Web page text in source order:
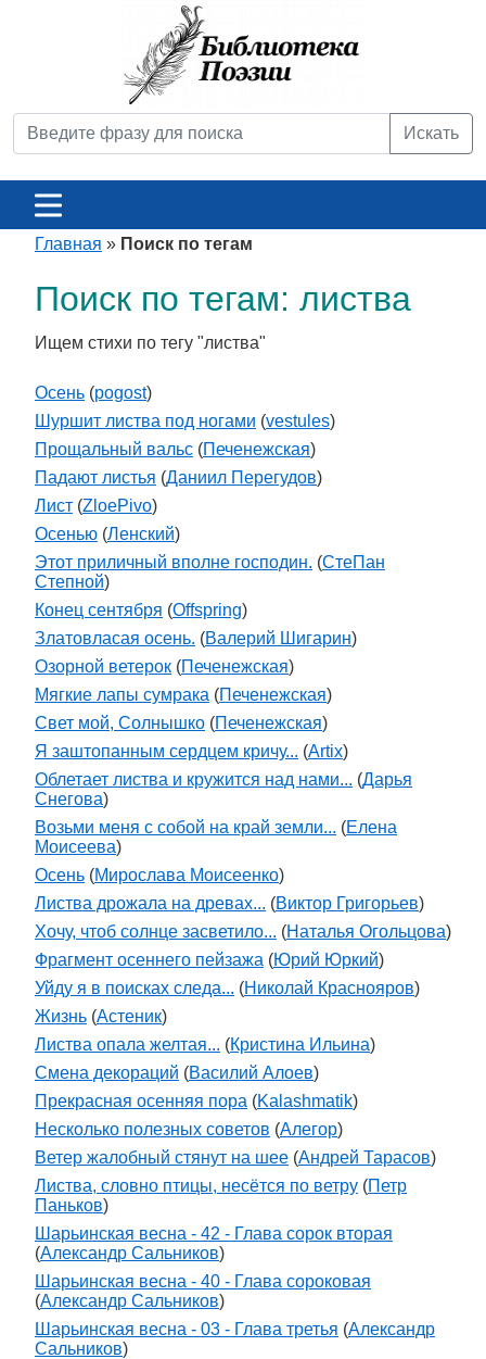
Искать
Главная » Поиск по тегам
Поиск по тегам: листва
Ищем стихи по тегу "листва"
Осень (pogost)
Шуршит листва под ногами (vestules)
Прощальный вальс (Печенежская)
Падают листья (Даниил Перегудов)
Лист (ZloePivo)
Осенью (Ленский)
Этот приличный вполне господин. (СтеПан
Степной)
Конец сентября (Offspring)
Златовласая осень. (Валерий Шигарин)
Озорной ветерок (Печенежская)
Мягкие лапы сумрака (Печенежская)
Свет мой, Солнышко (Печенежская)
Я заштопанным сердцем кричу... (Artix)
Облетает листва и кружится над нами... (Дарья
Снегова)
Возьми меня с собой на край земли... (Елена
Моисеева)
Осень (Мирослава Моисеенко)
Листва дрожала на древах... (Виктор Григорьев)
Хочу, чтоб солнце засветило... (Наталья Огольцова)
Фрагмент осеннего пейзажа (Юрий Юркий)
Уйду я в поисках следа... (Николай Краснояров)
Жизнь (Астеник)
Листва опала желтая... (Кристина Ильина)
Смена декораций (Василий Алоев)
Прекрасная осенняя пора (Kalashmatik)
Несколько полезных советов (Алегор)
Ветер жалобный стянут на шее (Андрей Тарасов)
Листва, словно птицы, несётся по ветру (Петр
Паньков)
Шарьинская весна - 42 - Глава сорок вторая
(Александр Сальников)
Шарьинская весна - 40 - Глава сороковая
(Александр Сальников)
Шарьинская весна - 03 - Глава третья (Александр
Сальников)